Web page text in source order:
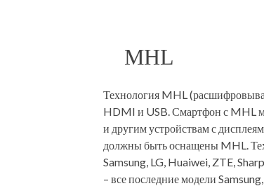
MHL
Технология MHL
HDMI и USB. Смартфон с MHL
и другим устройствам с
должны быть оснащены MHL.
Samsung, LG, Huaiwei, ZTE,
– все последние модели